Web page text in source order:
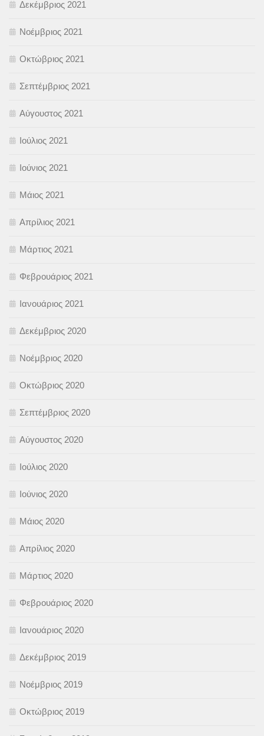
Δεκέμβριος 2021
Νοέμβριος 2021
Οκτώβριος 2021
Σεπτέμβριος 2021
Αύγουστος 2021
Ιούλιος 2021
Ιούνιος 2021
Μάιος 2021
Απρίλιος 2021
Μάρτιος 2021
Φεβρουάριος 2021
Ιανουάριος 2021
Δεκέμβριος 2020
Νοέμβριος 2020
Οκτώβριος 2020
Σεπτέμβριος 2020
Αύγουστος 2020
Ιούλιος 2020
Ιούνιος 2020
Μάιος 2020
Απρίλιος 2020
Μάρτιος 2020
Φεβρουάριος 2020
Ιανουάριος 2020
Δεκέμβριος 2019
Νοέμβριος 2019
Οκτώβριος 2019